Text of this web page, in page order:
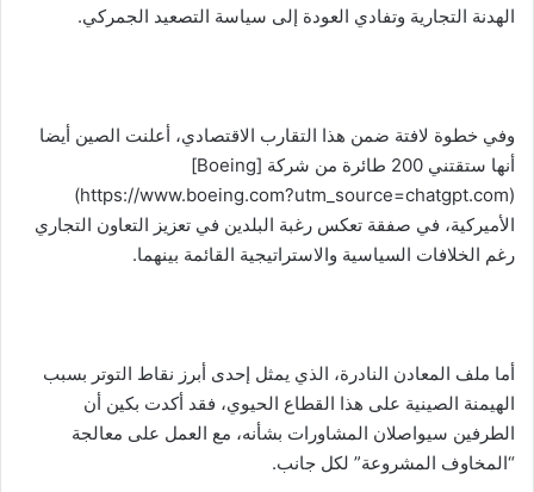
الهدنة التجارية وتفادي العودة إلى سياسة التصعيد الجمركي.
وفي خطوة لافتة ضمن هذا التقارب الاقتصادي، أعلنت الصين أيضا
أنها ستقتني 200 طائرة من شركة [Boeing]
(https://www.boeing.com?utm_source=chatgpt.com)
الأميركية، في صفقة تعكس رغبة البلدين في تعزيز التعاون التجاري
رغم الخلافات السياسية والاستراتيجية القائمة بينهما.
أما ملف المعادن النادرة، الذي يمثل إحدى أبرز نقاط التوتر بسبب
الهيمنة الصينية على هذا القطاع الحيوي، فقد أكدت بكين أن
الطرفين سيواصلان المشاورات بشأنه، مع العمل على معالجة
“المخاوف المشروعة” لكل جانب.